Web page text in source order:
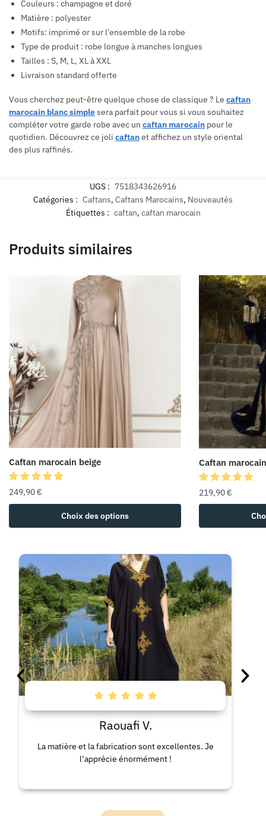
Couleurs : champagne et doré
Matière : polyester
Motifs: imprimé or sur l’ensemble de la robe
Type de produit : robe longue à manches longues
Tailles : S, M, L, XL à XXL
Livraison standard offerte
Vous cherchez peut-être quelque chose de classique ? Le caftan
marocain blanc simplesera parfait pour vous si vous souhaitez
compléter votre garde robe avec un caftan marocain pour le
quotidien. Découvrez ce joli caftanet affichez un style oriental
des plus raffinés.
UGS : 7518343626916
Catégories : Caftans, Caftans Marocains, Nouveautés
Étiquettes : caftan, caftan marocain
Produits similaires
Caftan marocain beige
249,90€
Choix des options
Caftan
219,90€
Raouafi V.
matière et la fabrication sont excellentes. Je
l’apprécie énormément !